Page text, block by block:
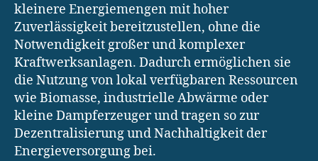
kleinere Energiemengen mit hoher
Zuverlässigkeit bereitzustellen, ohne die
Notwendigkeit großer und komplexer
Kraftwerksanlagen. Dadurch ermöglichen sie
die Nutzung von lokal verfügbaren Ressourcen
wie Biomasse, industrielle Abwärme oder
kleine Dampferzeuger und tragen so zur
Dezentralisierung und Nachhaltigkeit der
Energieversorgung bei.